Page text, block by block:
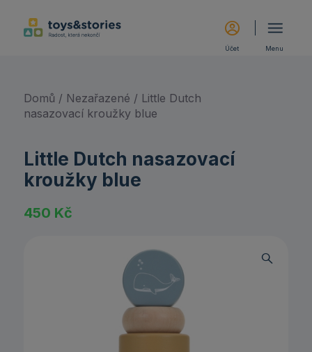
Menu
Účet
Domů / Nezařazené / Little Dutch
nasazovací kroužky blue
Little Dutch nasazovací
kroužky blue
450 Kč